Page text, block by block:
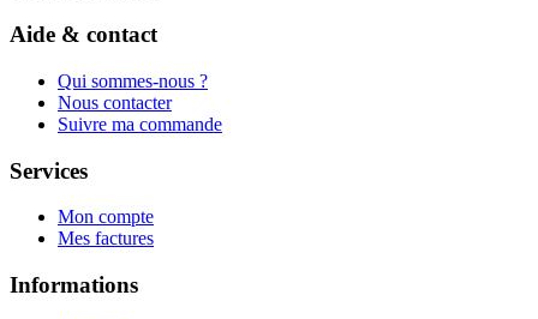
Aide & contact
Qui sommes-nous ?
Nous contacter
Suivre ma commande
Services
Mon compte
Mes factures
Informations